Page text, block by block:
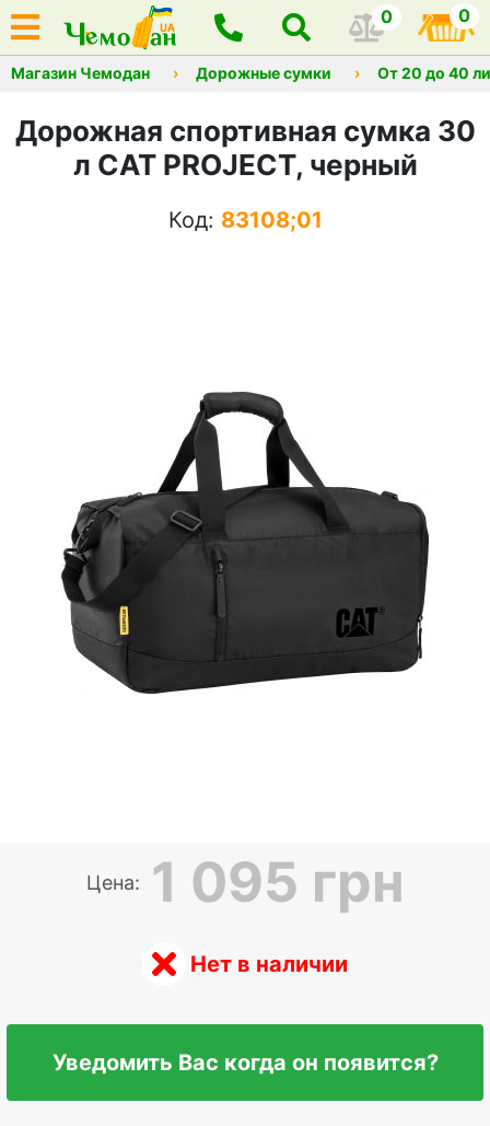
0 0
Магазин Чемодан Дорожные сумки От 20 до 40
Дорожная спортивная сумка 30
л CAT PROJECT, черный
Код: 83108;01
Цена: 1 095 грн
Нет в наличии
Уведомить Вас когда он появится?